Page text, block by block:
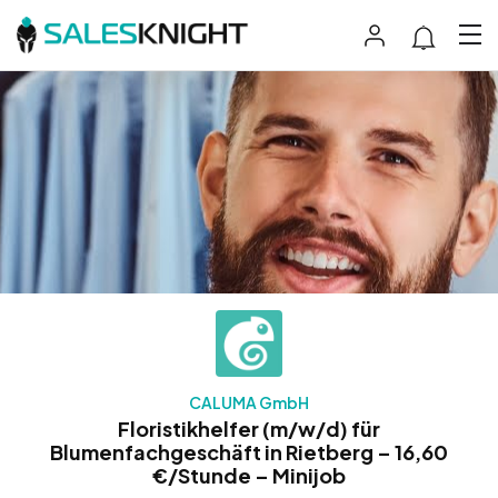
CALUMA GmbH
Floristikhelfer (m/w/d) für
Blumenfachgeschäft in Rietberg – 16,60
€/Stunde – Minijob